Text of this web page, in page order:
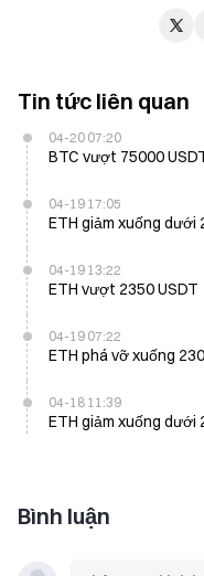
Tin tức liên quan
04-20 07:20
BTC vượt 75000
04-19 17:05
ETH giảm xuống dưới
04-19 13:22
ETH vượt 2350 USDT
04-19 07:22
ETH phá vỡ xuống
04-18 11:39
ETH giảm xuống dưới
Bình luận